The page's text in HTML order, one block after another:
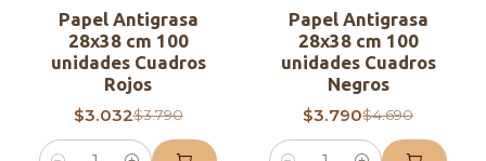
Papel Antigrasa
28x38 cm 100
unidades Cuadros
Rojos
$3.032$3.790
Papel Antigrasa
28x38 cm 100
unidades Cuadros
Negros
$3.790$4.690